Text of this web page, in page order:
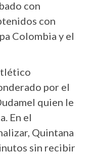
con
con
Colombia y el
por el
quien le
En el
Quintana
sin recibir